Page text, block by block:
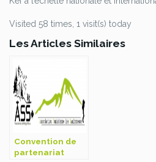
Visited 58 times, 1 visit(s) today
Les Articles Similaires
Convention de
partenariat